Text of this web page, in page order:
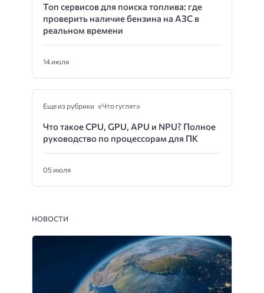
Топ сервисов для поиска топлива: где
проверить наличие бензина на АЗС в
реальном времени
14 июля
Еще из рубрики «Что гуглят»
Что такое CPU, GPU, APU и NPU? Полное
руководство по процессорам для ПК
05 июля
НОВОСТИ